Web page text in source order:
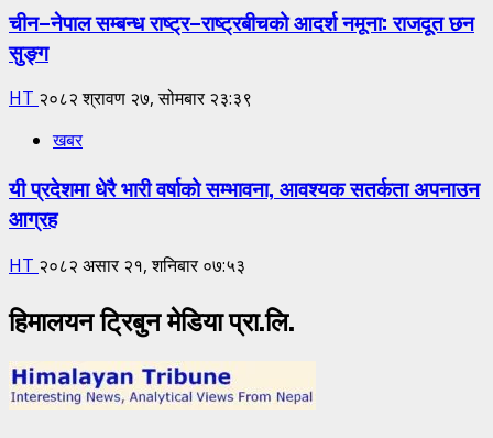
चीन–नेपाल सम्बन्ध राष्ट्र–राष्ट्रबीचको आदर्श नमूना: राजदूत छन
सुङ्ग
HT २०८२ श्रावण २७, सोमबार २३:३९
खबर
यी प्रदेशमा धेरै भारी वर्षाको सम्भावना, आवश्यक सतर्कता अपनाउन
आग्रह
HT २०८२ असार २१, शनिबार ०७:५३
हिमालयन ट्रिबुन मेडिया प्रा.लि.